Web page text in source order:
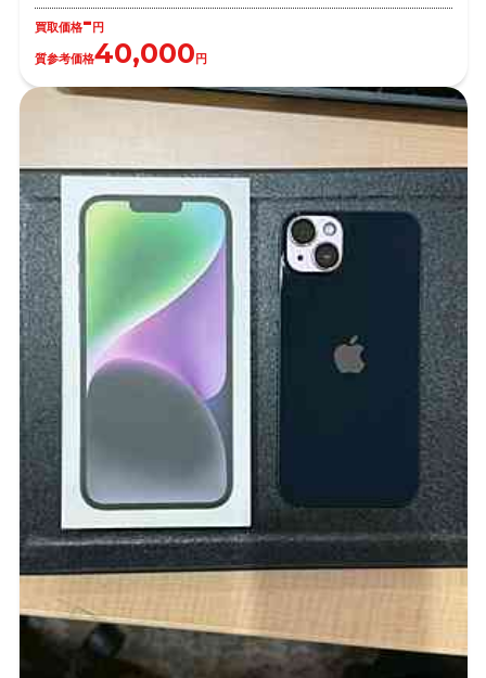
買取価格-円
質参考価格40,000円